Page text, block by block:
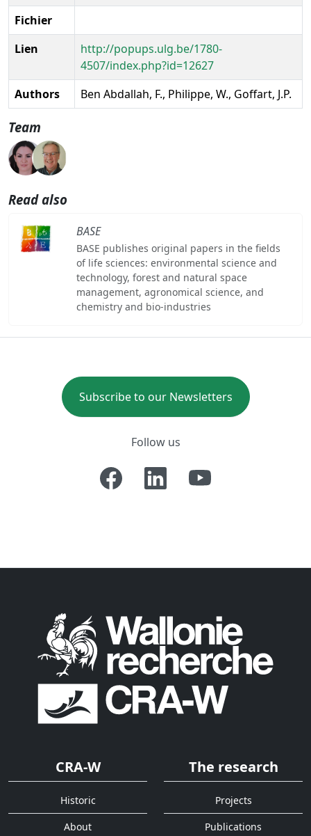
Fichier
Lien
http://popups.ulg.be/1780-
4507/index.php?id=12627
Authors
Ben Abdallah, F., Philippe, W., Goffart, J.P.
Team
Read also
BASE
BASE publishes original papers in the fields
of life sciences: environmental science and
technology, forest and natural space
management, agronomical science, and
chemistry and bio-industries
Subscribe to our Newsletters
Follow us
CRA-W
Historic
About
The research
Projects
Publications